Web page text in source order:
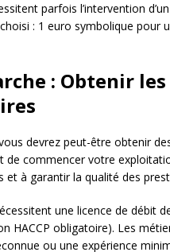
parfois l’intervention
: 1 euro symbolique pour
: Obtenir
devrez peut-être obtenir
de commencer votre
à garantir la qualité des
une licence de débit
HACCP obligatoire). Les
ou une expérience